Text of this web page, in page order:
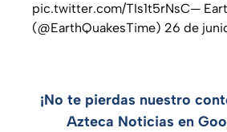
pic.twitter.com/TIs1t5rNsC—
(@EarthQuakesTime) 26 de
¡No te pierdas nuestro
Azteca Noticias en